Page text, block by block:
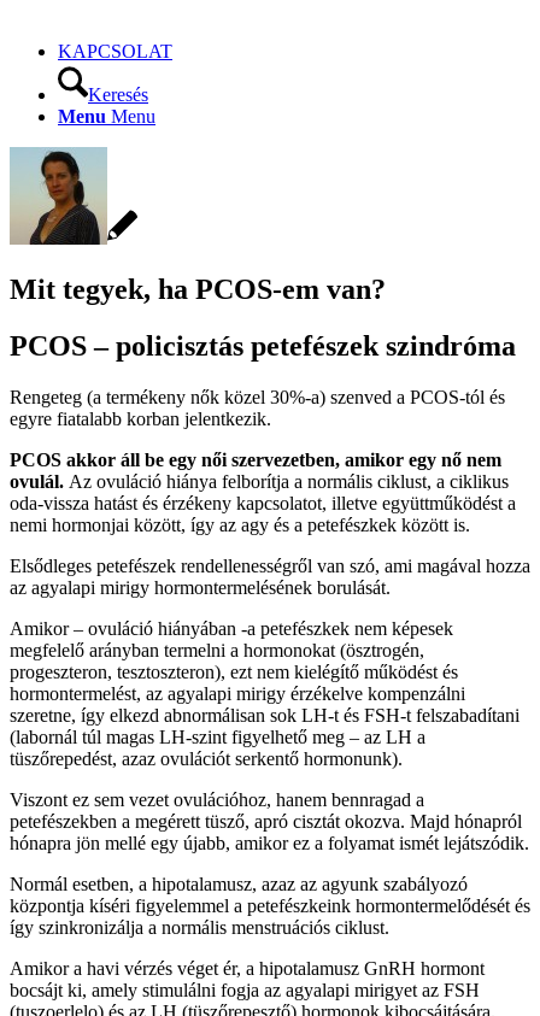
KAPCSOLAT
Keresés
Menu Menu
Mit tegyek, ha PCOS-em van?
PCOS – policisztás petefészek szindróma
Rengeteg (a termékeny nők közel 30%-a) szenved a PCOS-tól és
egyre fiatalabb korban jelentkezik.
PCOS akkor áll be egy női szervezetben, amikor egy nő nem
ovulál. Az ovuláció hiánya felborítja a normális ciklust, a ciklikus
oda-vissza hatást és érzékeny kapcsolatot, illetve együttműködést a
nemi hormonjai között, így az agy és a petefészkek között is.
Elsődleges petefészek rendellenességről van szó, ami magával hozza
az agyalapi mirigy hormontermelésének borulását.
Amikor – ovuláció hiányában -a petefészkek nem képesek
megfelelő arányban termelni a hormonokat (ösztrogén,
progeszteron, tesztoszteron), ezt nem kielégítő működést és
hormontermelést, az agyalapi mirigy érzékelve kompenzálni
szeretne, így elkezd abnormálisan sok LH-t és FSH-t felszabadítani
(labornál túl magas LH-szint figyelhető meg – az LH a
tüszőrepedést, azaz ovulációt serkentő hormonunk).
Viszont ez sem vezet ovulációhoz, hanem bennragad a
petefészekben a megérett tüsző, apró cisztát okozva. Majd hónapról
hónapra jön mellé egy újabb, amikor ez a folyamat ismét lejátszódik.
Normál esetben, a hipotalamusz, azaz az agyunk szabályozó
központja kíséri figyelemmel a petefészkeink hormontermelődését és
így szinkronizálja a normális menstruációs ciklust.
Amikor a havi vérzés véget ér, a hipotalamusz GnRH hormont
bocsájt ki, amely stimulálni fogja az agyalapi mirigyet az FSH
(tuszoerlelo) és az LH (tüszőrepesztő) hormonok kibocsájtására.